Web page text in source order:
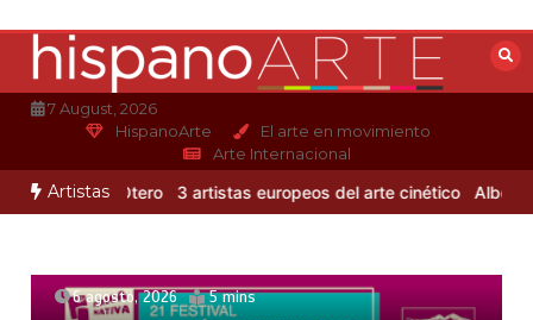
contenido
7 August, 2026
HispanoArte
El arte en movimiento
Arte Internacional
Artistas
Alejandro Otero 3 artistas europeos del arte cinético Albert
6 agosto, 2026 5 mins